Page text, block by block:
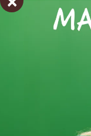
Dla miłośników
sobie naturalne
aromacie.
Składniki i
Opinie o